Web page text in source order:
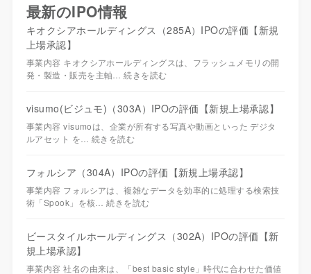
最新のIPO情報
キオクシアホールディングス（285A）IPOの評価【新規
上場承認】
事業内容 キオクシアホールディングスは、フラッシュメモリの開
発・製造・販売を主軸…続きを読む
visumo(ビジュモ)（303A）IPOの評価【新規上場承認】
事業内容 visumoは、企業が所有する写真や動画といった デジタ
ルアセット を… 続きを読む
フォルシア（304A）IPOの評価【新規上場承認】
事業内容 フォルシアは、複雑なデータを効率的に処理する検索技
術「Spook」を核…続きを読む
ビースタイルホールディングス（302A）IPOの評価【新
規上場承認】
事業内容 社名の由来は、「best basic style」時代に合わせた価値